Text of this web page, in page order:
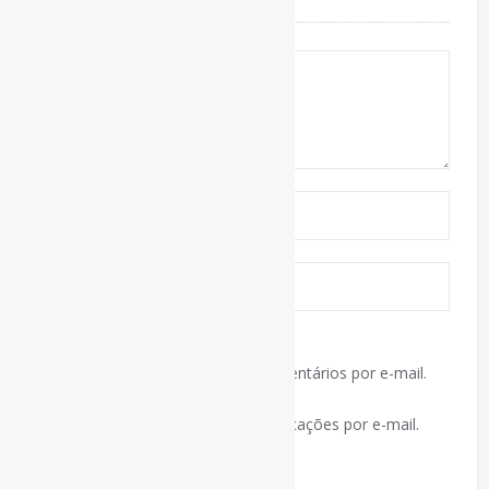
Notifique-me sobre novos comentários por e-mail.
Notifique-me sobre novas publicações por e-mail.